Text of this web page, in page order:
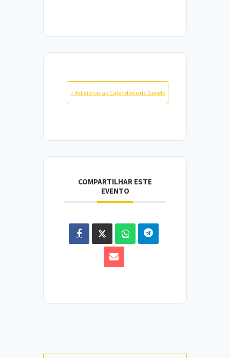
+ Adicionar ao Calendário do Google
COMPARTILHAR ESTE
EVENTO